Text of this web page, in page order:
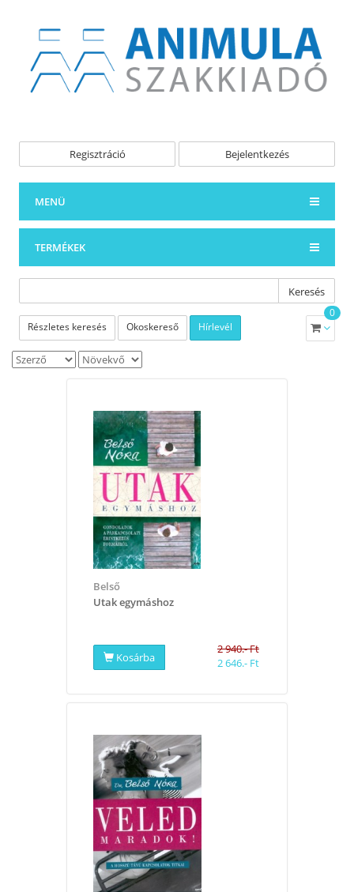
Regisztráció Bejelentkezés
MENÜ
TERMÉKEK
Keresés
Részletes keresés Okoskereső Hírlevél
0
Belső
Utak egymáshoz
Kosárba
2 940.- Ft
2 646.- Ft